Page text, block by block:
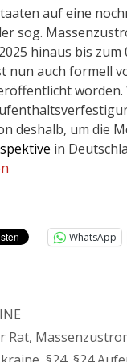
auf eine
sog.
hinaus bis zum
nun auch formell
worden.
deshalb, um die
in
WhatsApp
Rat,